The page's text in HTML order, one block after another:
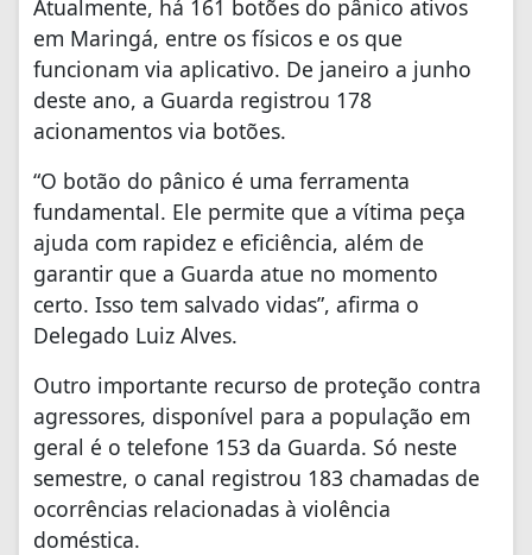
Atualmente, há 161 botões do pânico ativos
em Maringá, entre os físicos e os que
funcionam via aplicativo. De janeiro a junho
deste ano, a Guarda registrou 178
acionamentos via botões.
“O botão do pânico é uma ferramenta
fundamental. Ele permite que a vítima peça
ajuda com rapidez e eficiência, além de
garantir que a Guarda atue no momento
certo. Isso tem salvado vidas”, afirma o
Delegado Luiz Alves.
Outro importante recurso de proteção contra
agressores, disponível para a população em
geral é o telefone 153 da Guarda. Só neste
semestre, o canal registrou 183 chamadas de
ocorrências relacionadas à violência
doméstica.